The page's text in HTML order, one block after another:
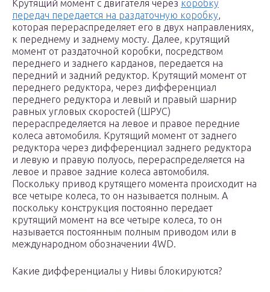
Крутящий момент с двигателя через коробку
передач передается на раздаточную коробку,
которая перераспределяет его в двух направлениях,
к переднему и заднему мосту. Далее, крутящий
момент от раздаточной коробки, посредством
переднего и заднего карданов, передается на
передний и задний редуктор. Крутящий момент от
переднего редуктора, через дифференциал
переднего редуктора и левый и правый шарнир
равных угловых скоростей (ШРУС)
перераспределяется на левое и правое передние
колеса автомобиля. Крутящий момент от заднего
редуктора через дифференциал заднего редуктора
и левую и правую полуось, перераспределяется на
левое и правое задние колеса автомобиля.
Поскольку привод крутящего момента происходит на
все четыре колеса, то он называется полным. А
поскольку конструкция постоянно передает
крутящий момент на все четыре колеса, то он
называется постоянным полным приводом или в
международном обозначении 4WD.
Какие дифференциалы у Нивы блокируются?